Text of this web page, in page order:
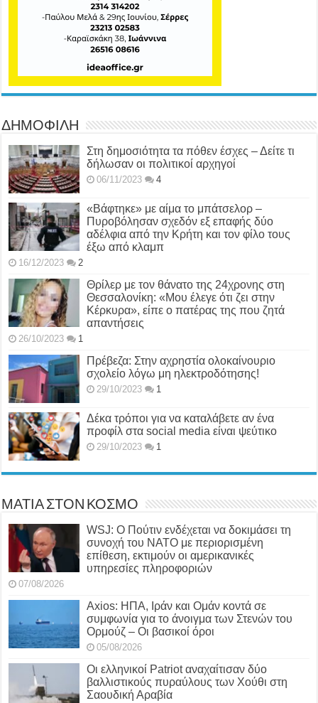
ΔΗΜΟΦΙΛΗ
Στη δημοσιότητα τα πόθεν έσχες – Δείτε τι
δήλωσαν οι πολιτικοί αρχηγοί
06/11/2023 4
«Βάφτηκε» με αίμα το μπάτσελορ –
Πυροβόλησαν σχεδόν εξ επαφής δύο
αδέλφια από την Κρήτη και τον φίλο τους
έξω από κλαμπ
16/12/2023 2
Θρίλερ με τον θάνατο της 24χρονης στη
Θεσσαλονίκη: «Μου έλεγε ότι ζει στην
Κέρκυρα», είπε ο πατέρας της που ζητά
απαντήσεις
26/10/2023 1
Πρέβεζα: Στην αχρηστία ολοκαίνουριο
σχολείο λόγω μη ηλεκτροδότησης!
29/10/2023 1
Δέκα τρόποι για να καταλάβετε αν ένα
προφίλ στα social media είναι ψεύτικο
29/10/2023 1
ΜΑΤΙΑ ΣΤΟΝ ΚΟΣΜΟ
WSJ: Ο Πούτιν ενδέχεται να δοκιμάσει τη
συνοχή του ΝΑΤΟ με περιορισμένη
επίθεση, εκτιμούν οι αμερικανικές
υπηρεσίες πληροφοριών
07/08/2026
Axios: ΗΠΑ, Ιράν και Ομάν κοντά σε
συμφωνία για το άνοιγμα των Στενών του
Ορμούζ – Οι βασικοί όροι
05/08/2026
Οι ελληνικοί Patriot αναχαίτισαν δύο
βαλλιστικούς πυραύλους των Χούθι στη
Σαουδική Αραβία